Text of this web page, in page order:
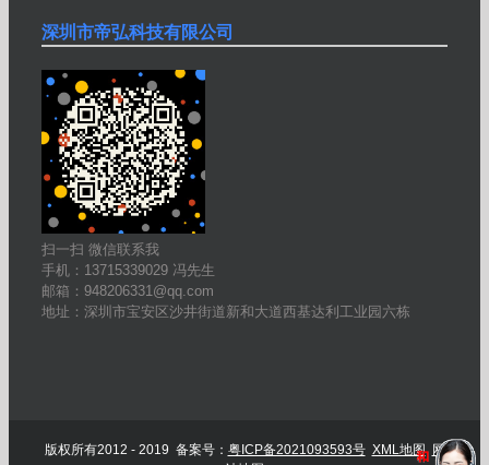
深圳市帝弘科技有限公司
扫一扫 微信联系我
手机：13715339029 冯先生
邮箱：948206331@qq.com
地址：深圳市宝安区沙井街道新和大道西基达利工业园六栋
版权所有2012 - 2019 备案号： 粤ICP备2021093593号 XML地图
网